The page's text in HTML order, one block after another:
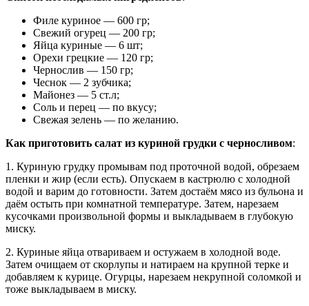
Филе куриное — 600 гр;
Свежий огурец — 200 гр;
Яйца куриные — 6 шт;
Орехи грецкие — 120 гр;
Чернослив — 150 гр;
Чеснок — 2 зубчика;
Майонез — 5 ст.л;
Соль и перец — по вкусу;
Свежая зелень — по желанию.
Как приготовить салат из куриной грудки с черносливом:
1. Куриную грудку промывам под проточной водой, обрезаем
пленки и жир (если есть). Опускаем в кастрюлю с холодной
водой и варим до готовности. Затем достаём мясо из бульона и
даём остыть при комнатной температуре. Затем, нарезаем
кусочками произвольной формы и выкладываем в глубокую
миску.
2. Куриные яйца отвариваем и остужаем в холодной воде.
Затем очищаем от скорлупы и натираем на крупной терке и
добавляем к курице. Огурцы, нарезаем некрупной соломкой и
тоже выкладываем в миску.